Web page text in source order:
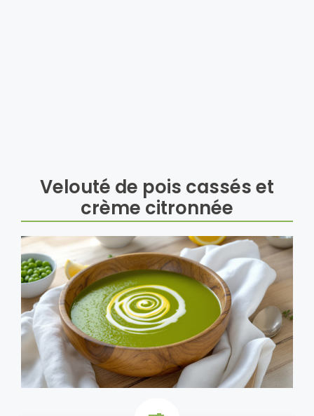
Velouté de pois cassés et
crème citronnée